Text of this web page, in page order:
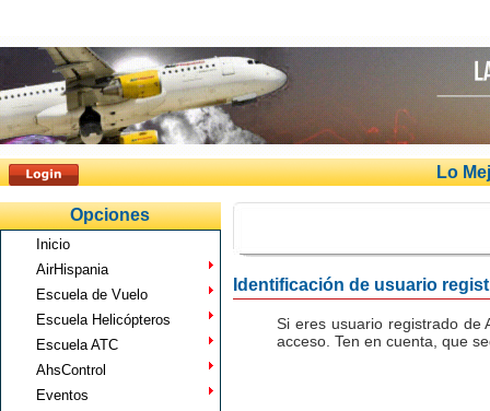
Lo
Opciones
Inicio
AirHispania
Escuela de Vuelo
Escuela Helicópteros
Escuela ATC
AhsControl
Eventos
Identificación de usuario
Si eres usuario registrado de
acceso. Ten en cuenta, que